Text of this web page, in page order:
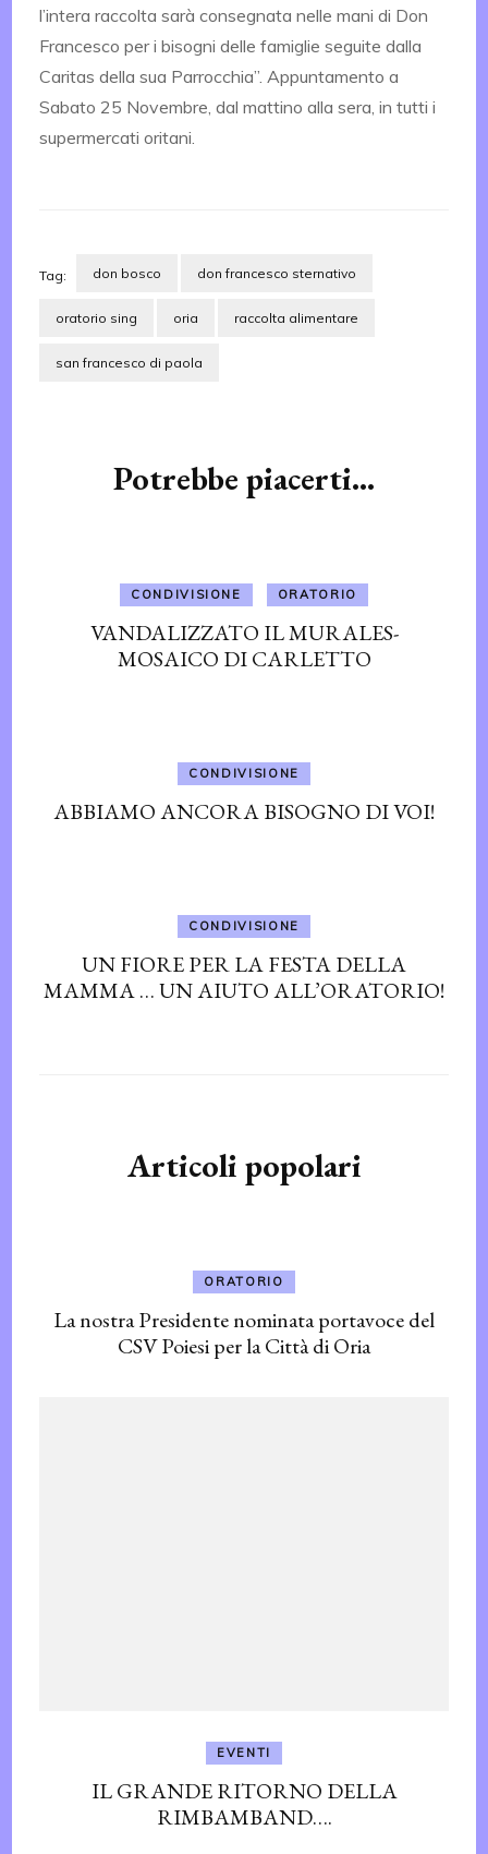
l’intera raccolta sarà consegnata nelle mani di Don
Francesco per i bisogni delle famiglie seguite dalla
Caritas della sua Parrocchia”. Appuntamento a
Sabato 25 Novembre, dal mattino alla sera, in tutti i
supermercati oritani.
Tag: don bosco don francesco sternativo
oratorio sing oria raccolta alimentare
san francesco di paola
Potrebbe piacerti...
CONDIVISIONE ORATORIO
VANDALIZZATO IL MURALES-
MOSAICO DI CARLETTO
CONDIVISIONE
ABBIAMO ANCORA BISOGNO DI VOI!
CONDIVISIONE
UN FIORE PER LA FESTA DELLA
MAMMA … UN AIUTO ALL’ORATORIO!
Articoli popolari
ORATORIO
La nostra Presidente nominata portavoce del
CSV Poiesi per la Città di Oria
EVENTI
IL GRANDE RITORNO DELLA
RIMBAMBAND….